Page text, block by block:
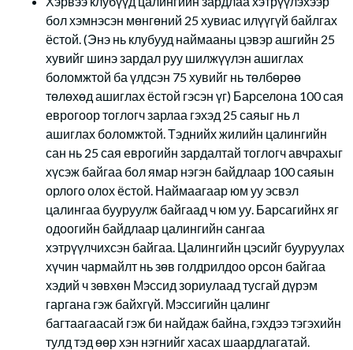
бол хэмнэсэн мөнгөний 25 хувиас илүүгүй байлгах
ёстой. (Энэ нь клубууд наймааны цэвэр ашгийн 25
хувийг шинэ зардал руу шилжүүлэн ашиглах
боломжтой ба үлдсэн 75 хувийг нь төлбөрөө
төлөхөд ашиглах ёстой гэсэн үг) Барселона 100 сая
еврогоор тоглогч зарлаа гэхэд 25 саяыг нь л
ашиглах боломжтой. Тэднийх жилийн цалингийн
сан нь 25 сая еврогийн зардалтай тоглогч авчрахыг
хүсэж байгаа бол ямар нэгэн байдлаар 100 саяын
орлого олох ёстой. Наймаагаар юм уу эсвэл
цалингаа бууруулж байгаад ч юм уу. Барсагийнх яг
одоогийн байдлаар цалингийн сангаа
хэтрүүлчихсэн байгаа. Цалингийн цэсийг бууруулах
хүчин чармайлт нь зөв голдрилдоо орсон байгаа
хэдий ч зөвхөн Мэссид зориулаад тусгай дүрэм
гаргана гэж байхгүй. Мэссигийн цалинг
багтаагаасай гэж би найдаж байна, гэхдээ тэгэхийн
тулд тэд өөр хэн нэгнийг хасах шаардлагатай.